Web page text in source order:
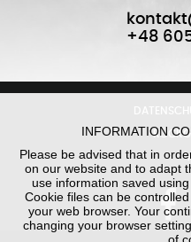
+48 605
INFORMATION
Please be advised that in
on our website and to adapt
use information saved
Cookie files can be
your web browser. Your
changing your browser